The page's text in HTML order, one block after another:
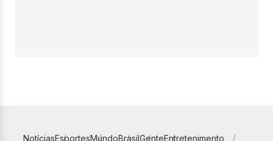
NotíciasEsportesMundoBrasilGenteEntretenimento